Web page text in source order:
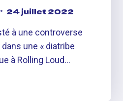
24 juillet 2022
à une controverse
dans une « diatribe
à Rolling Loud…